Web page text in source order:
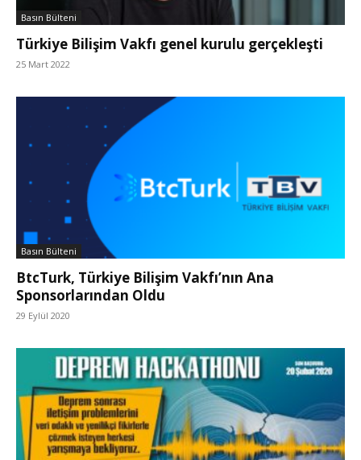
Basın Bülteni
Türkiye Bilişim Vakfı genel kurulu gerçekleşti
25 Mart 2022
Basın Bülteni
BtcTurk, Türkiye Bilişim Vakfı’nın Ana
Sponsorlarından Oldu
29 Eylül 2020